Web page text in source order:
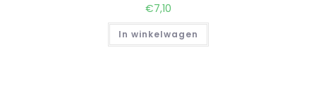
€7,10
In winkelwagen